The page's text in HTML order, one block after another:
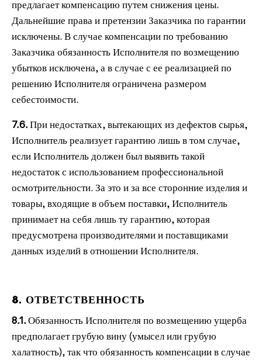
предлагает компенсацию путем снижения цены.
Дальнейшие права и претензии Заказчика по гарантии
исключены. В случае компенсации по требованию
Заказчика обязанность Исполнителя по возмещению
убытков исключена, а в случае с ее реализацией по
решению Исполнителя ограничена размером
себестоимости.
7.6. При недостатках, вытекающих из дефектов сырья,
Исполнитель реализует гарантию лишь в том случае,
если Исполнитель должен был выявить такой
недостаток с использованием профессиональной
осмотрительности. За это и за все сторонние изделия и
товары, входящие в объем поставки, Исполнитель
принимает на себя лишь ту гарантию, которая
предусмотрена производителями и поставщиками
данных изделий в отношении Исполнителя.
8. ОТВЕТСТВЕННОСТЬ
8.1. Обязанность Исполнителя по возмещению ущерба
предполагает грубую вину (умысел или грубую
халатность), так что обязанность компенсации в случае